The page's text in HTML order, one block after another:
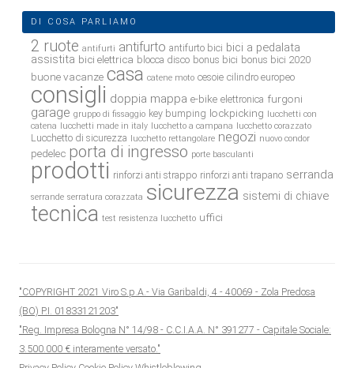
DI COSA PARLIAMO
2 ruote antifurti antifurto antifurto bici bici a pedalata
assistita bici elettrica blocca disco bonus bici bonus bici 2020
buone vacanze casa catene moto cesoie cilindro europeo
consigli doppia mappa e-bike elettronica furgoni
garage gruppo di fissaggio key bumping lockpicking
lucchetti con
catena
lucchetti made in italy lucchetto a campana lucchetto corazzato
Lucchetto di sicurezza lucchetto rettangolare negozi nuovo condor
pedelec porta di ingresso porte basculanti
prodotti rinforzi anti strappo rinforzi anti trapano serranda
serrande serratura corazzata sicurezza sistemi di chiave
tecnica test resistenza lucchetto uffici
"COPYRIGHT 2021 Viro S.p.A.- Via Garibaldi, 4 - 40069 - Zola Predosa
(BO) P.I. 01833121203"
"Reg. Impresa Bologna N° 14/98 - C.C.I.A.A. N° 391277 - Capitale Sociale:
3.500.000 € interamente versato."